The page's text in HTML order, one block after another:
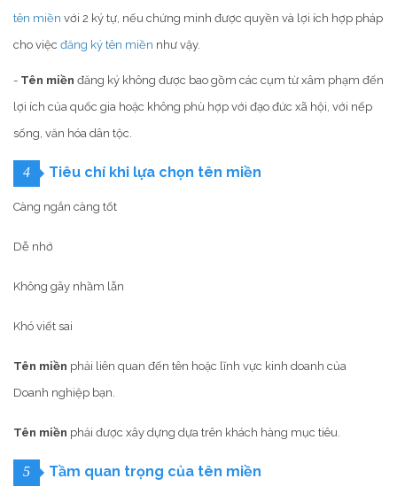
tên miền với 2 ký tự, nếu chứng minh được quyền và lợi ích hợp pháp
cho việc đăng ký tên miền như vậy.
- Tên miền đăng ký không được bao gồm các cụm từ xâm phạm đến
lợi ích của quốc gia hoặc không phù hợp với đạo đức xã hội, với nếp
sống, văn hóa dân tộc.
4 Tiêu chí khi lựa chọn tên miền
Càng ngắn càng tốt
Dễ nhớ
Không gây nhầm lẫn
Khó viết sai
Tên miền phải liên quan đến tên hoặc lĩnh vực kinh doanh của
Doanh nghiệp bạn.
Tên miền phải được xây dựng dựa trên khách hàng mục tiêu.
5 Tầm quan trọng của tên miền